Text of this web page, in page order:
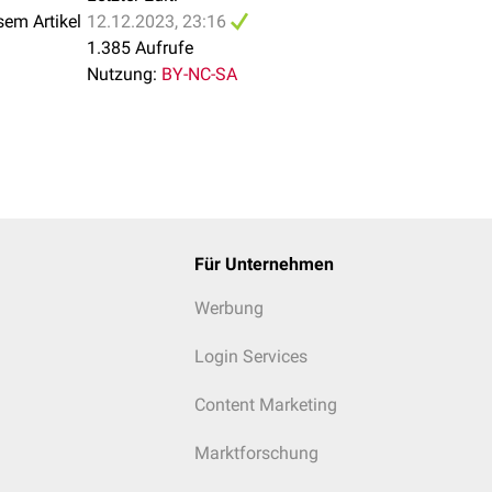
Artikel 12.12.2023, 23:16
1.385 Aufrufe
Nutzung: BY-NC-SA
Für Unternehmen
Werbung
Login Services
Content Marketing
Marktforschung